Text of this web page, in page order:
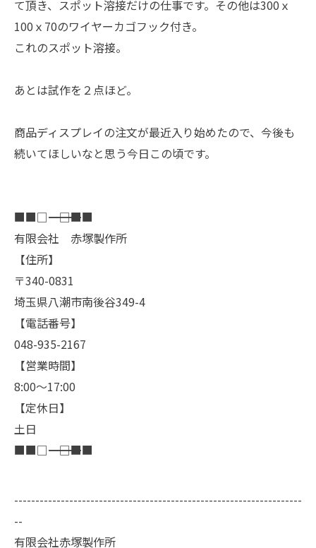
て頂き、スポット溶接だけの仕事です。その他は300ｘ
100ｘ70のワイヤーカゴフック付き。
これのスポット溶接。
あとは試作を２点ほど。
商品ディスプレイの注文が最近入り始めたので、今後も
続いてほしいなと思う今日この頃です。
■■□―――――――――――――――――――□■■
有限会社 赤塚製作所
【住所】
〒340-0831
埼玉県八潮市南後谷349-4
【電話番号】
048-935-2167
【営業時間】
8:00～17:00
【定休日】
土日
■■□―――――――――――――――――――□■■
--------------------------------------------------------------------
--
有限会社赤塚製作所